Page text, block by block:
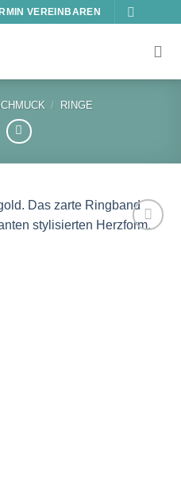
VEREINBAREN
/ RINGE